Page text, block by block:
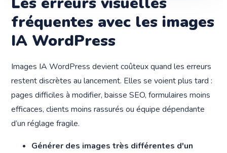
fréquentes avec les images
IA WordPress
Images IA WordPress devient coûteux quand les erreurs
restent discrètes au lancement. Elles se voient plus tard :
pages difficiles à modifier, baisse SEO, formulaires moins
efficaces, clients moins rassurés ou équipe dépendante
d’un réglage fragile.
Générer des images très différentes d'un